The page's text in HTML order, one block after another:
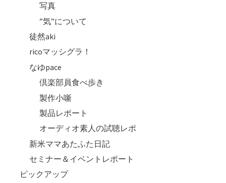
写真
”気”について
徒然aki
ricoマッシグラ！
なゆpace
倶楽部員食べ歩き
製作小噺
製品レポート
オーディオ素人の試聴レポ
新米ママあたふた日記
セミナー＆イベントレポート
ピックアップ